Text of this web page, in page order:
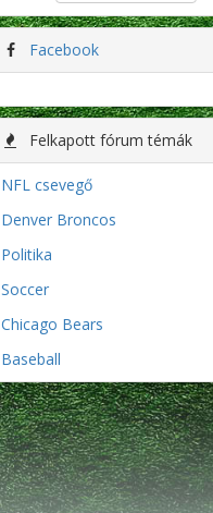
Facebook
Felkapott fórum témák
NFL csevegő
Denver Broncos
Politika
Soccer
Chicago Bears
Baseball